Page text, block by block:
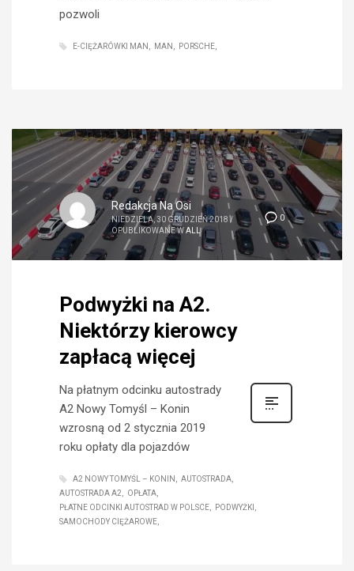
pozwoli
E-CIĘŻARÓWKI MAN MAN PORSCHE
0
Redakcja Na Osi
NIEDZIELA, 30 GRUDZIEŃ 2018 /
OPUBLIKOWANE WALL
Podwyżki na A2.
Niektórzy kierowcy
zapłacą więcej
Na płatnym odcinku autostrady
A2 Nowy Tomyśl – Konin
wzrosną od 2 stycznia 2019
roku opłaty dla pojazdów
A2 NOWY TOMYŚL – KONIN
AUTOSTRADA
AUTOSTRADA A2
OPŁATA
PŁATNE ODCINKI AUTOSTRAD W POLSCE
PODWYŻKI
SAMOCHODY CIĘŻAROWE